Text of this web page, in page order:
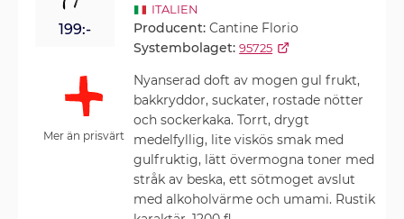
199:-
Mer än prisvärt
ITALIEN
Producent:Cantine Florio
Systembolaget: 95725
Nyanserad doft av mogen gul frukt,
bakkryddor, suckater, rostade nötter
och sockerkaka. Torrt, drygt
medelfyllig, lite viskös smak med
gulfruktig, lätt övermogna toner med
stråk av beska, ett sötmoget avslut
med alkoholvärme och umami. Rustik